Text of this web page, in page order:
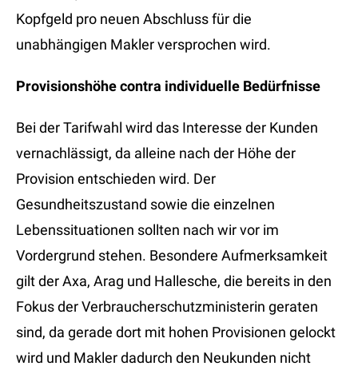
Kopfgeld pro neuen Abschluss für die
unabhängigen Makler versprochen wird.
Provisionshöhe contra individuelle Bedürfnisse
Bei der Tarifwahl wird das Interesse der Kunden
vernachlässigt, da alleine nach der Höhe der
Provision entschieden wird. Der
Gesundheitszustand sowie die einzelnen
Lebenssituationen sollten nach wir vor im
Vordergrund stehen. Besondere Aufmerksamkeit
gilt der Axa, Arag und Hallesche, die bereits in den
Fokus der Verbraucherschutzministerin geraten
sind, da gerade dort mit hohen Provisionen gelockt
wird und Makler dadurch den Neukunden nicht